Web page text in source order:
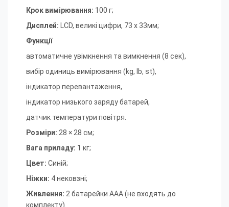
Крок вимірювання: 100 г;
Дисплей: LCD, великі цифри, 73 x 33мм;
Функції
автоматичне увімкнення та вимкнення (8 сек),
вибір одиниць вимірювання (kg, lb, st),
індикатор перевантаження,
індикатор низького заряду батарей,
датчик температури повітря.
Розміри: 28 × 28 см;
Вага приладу: 1 кг;
Цвет: Синій;
Ніжки: 4 нековзні;
Живлення: 2 батарейки AAA (не входять до
комплекту).